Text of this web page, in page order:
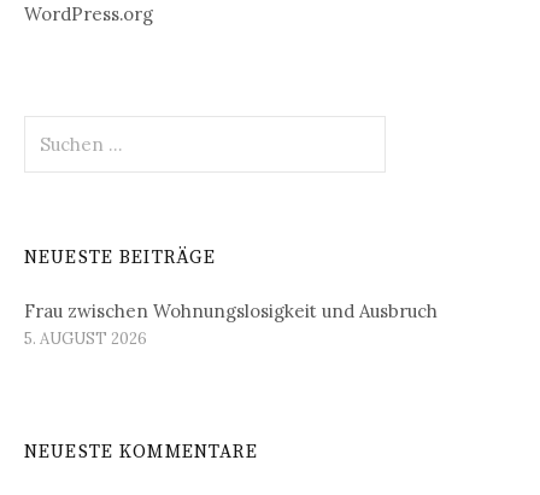
WordPress.org
nach:
NEUESTE BEITRÄGE
Frau zwischen Wohnungslosigkeit und Ausbruch
5. AUGUST 2026
NEUESTE KOMMENTARE